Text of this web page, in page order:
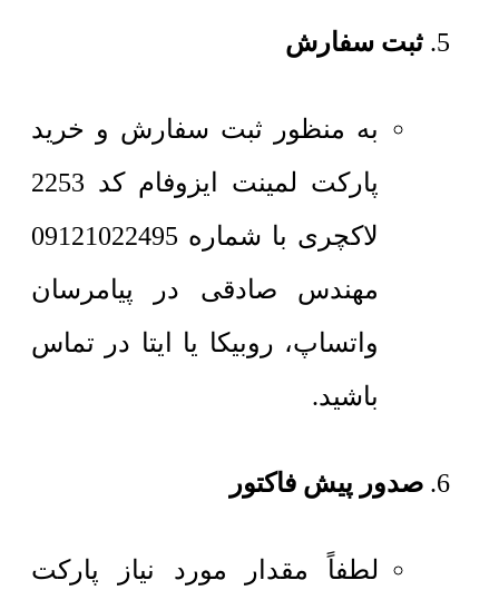
ثبت سفارش
به منظور ثبت سفارش و خرید
پارکت لمینت ایزوفام کد 2253
لاکچری با شماره 09121022495
مهندس صادقی در پیامرسان
واتساپ، روبیکا یا ایتا در تماس
باشید.
صدور پیش فاکتور
لطفاً مقدار مورد نیاز پارکت